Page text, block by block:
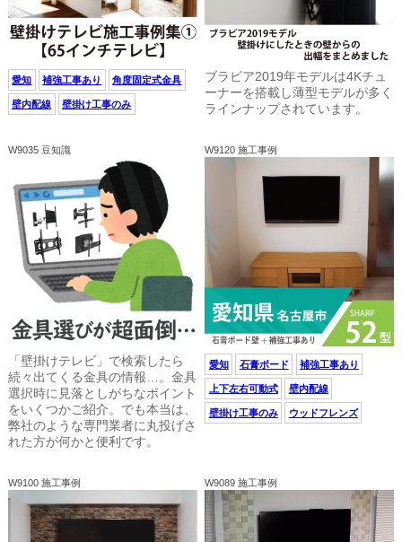
愛知 補強工事あり 角度固定式金具
壁内配線 壁掛け工事のみ
ブラビア2019年モデルは4Kチュ
ーナーを搭載し薄型モデルが多く
ラインナップされています。
W9035 豆知識
「壁掛けテレビ」で検索したら
続々出てくる金具の情報…。金具
選択時に見落としがちなポイント
をいくつかご紹介。でも本当は、
弊社のような専門業者に丸投げさ
れた方が何かと便利です。
W9120 施工事例
愛知 石膏ボード 補強工事あり
上下左右可動式 壁内配線
壁掛け工事のみ ウッドフレンズ
W9100 施工事例 W9089 施工事例